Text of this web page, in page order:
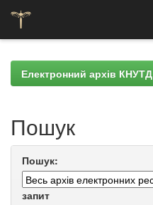
navigationЕлектронний архів КНУТД
Пошук
Пошук:
запит